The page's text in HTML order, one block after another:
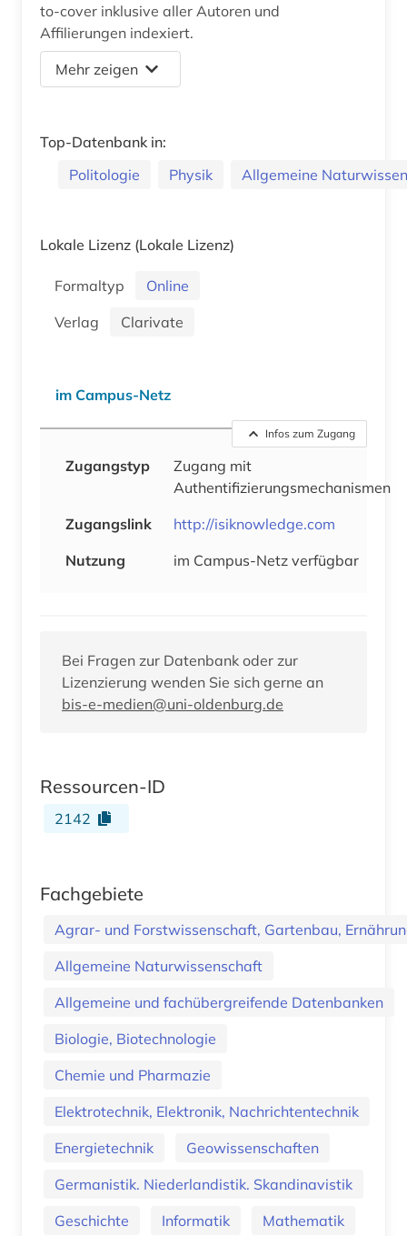
to-cover inklusive aller Autoren und
Affilierungen indexiert.
Mehr zeigen
Top-Datenbank in:
Politologie
Physik Allgemeine
Lokale Lizenz (Lokale Lizenz)
Formaltyp
Online
Verlag
Clarivate
im Campus-Netz
Infos zum Zugang
Zugangstyp
Zugang mit
Authentifizierungsmechanismen
Zugangslink
http://isiknowledge.com
Nutzung
im Campus-Netz verfügbar
Bei Fragen zur Datenbank oder zur
Lizenzierung wenden Sie sich gerne an
bis-e-medien@uni-oldenburg.de
Ressourcen-ID
2142
Fachgebiete
Agrar- und Forstwissenschaft, Gartenbau,
Allgemeine Naturwissenschaft
Allgemeine und fachübergreifende Datenbanken
Biologie, Biotechnologie
Chemie und Pharmazie
Elektrotechnik, Elektronik, Nachrichtentechnik
Energietechnik
Geowissenschaften
Germanistik. Niederlandistik. Skandinavistik
Geschichte
Informatik
Mathematik